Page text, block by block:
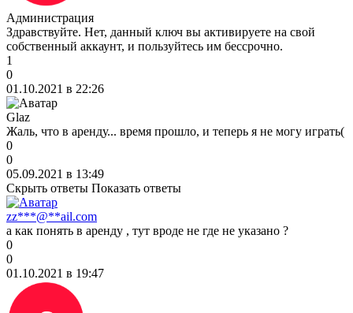
Администрация
Здравствуйте. Нет, данный ключ вы активируете на свой
собственный аккаунт, и пользуйтесь им бессрочно.
1
0
01.10.2021 в 22:26
Glaz
Жаль, что в аренду... время прошло, и теперь я не могу играть(
0
0
05.09.2021 в 13:49
Скрыть ответы Показать ответы
zz***@**ail.com
а как понять в аренду , тут вроде не где не указано ?
0
0
01.10.2021 в 19:47